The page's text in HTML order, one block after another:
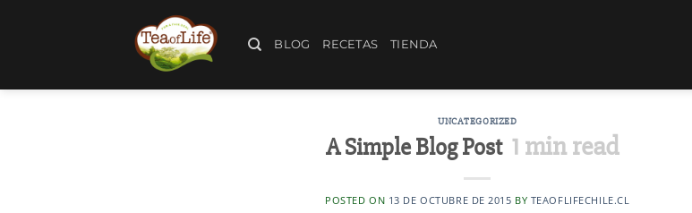
BLOG RECETAS TIENDA
UNCATEGORIZED
A Simple Blog Post 1 min read
POSTED ON 13 DE OCTUBRE DE 2015 BY TEAOFLIFECHILE.CL